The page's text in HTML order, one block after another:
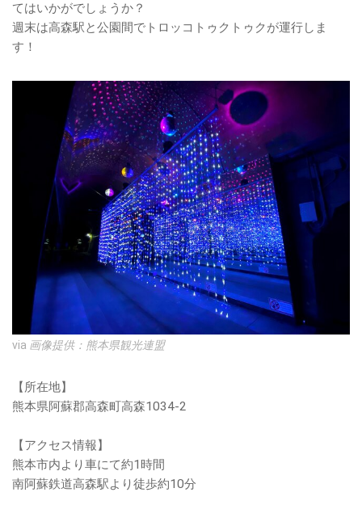
てはいかがでしょうか？
週末は高森駅と公園間でトロッコトゥクトゥクが運行しま
す！
via 画像提供：熊本県観光連盟
【所在地】
熊本県阿蘇郡高森町高森1034-2
【アクセス情報】
熊本市内より車にて約1時間
南阿蘇鉄道高森駅より徒歩約10分